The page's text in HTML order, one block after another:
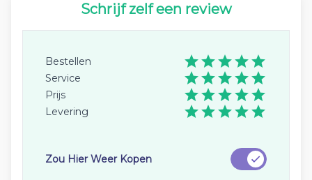
Schrijf zelf een review
Bestellen
Service
Prijs
Levering
Zou Hier Weer Kopen